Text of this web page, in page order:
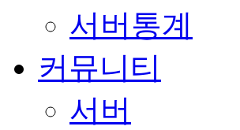
서버통계
커뮤니티
서버